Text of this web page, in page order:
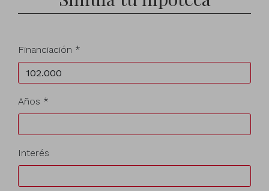
Financiación *
Años *
Interés